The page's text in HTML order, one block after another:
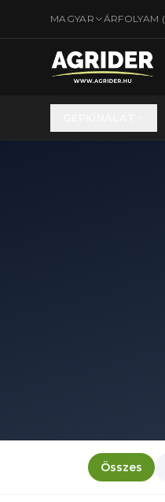
MAGYAR ÁRFOLYAM (
Összes